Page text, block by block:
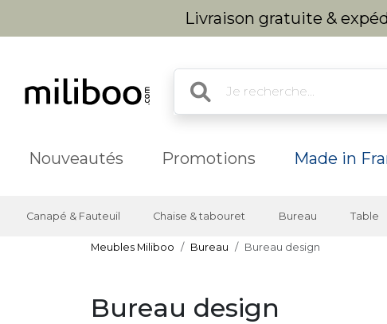
Livraison gratuite &
Nouveautés Promotions Made in
Canapé & Fauteuil Chaise & tabouret Bureau Table
Meubles Miliboo Bureau Bureau design
Bureau design